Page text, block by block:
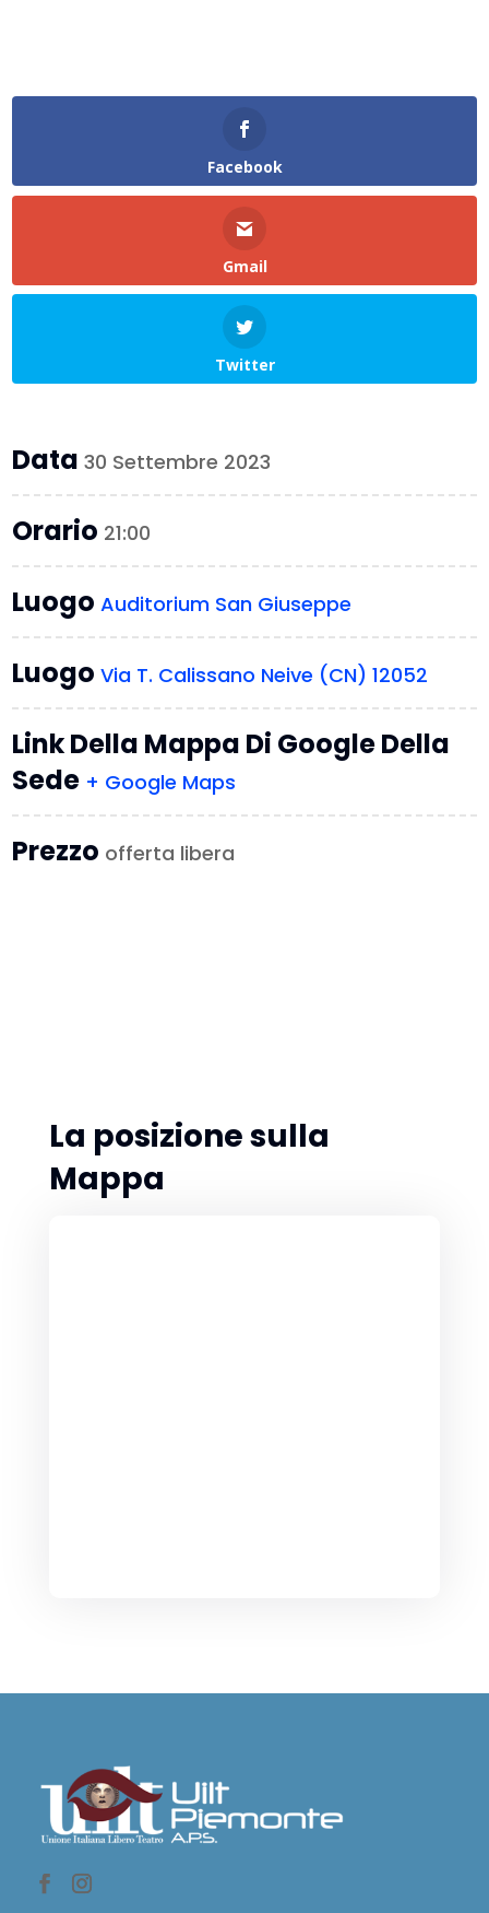
Facebook
Gmail
Twitter
Data30 Settembre 2023
Orario 21:00
LuogoAuditorium San Giuseppe
LuogoVia T. Calissano Neive (CN) 12052
Link Della Mappa Di Google Della
Sede + Google Maps
Prezzo offerta libera
La posizione sulla
Mappa